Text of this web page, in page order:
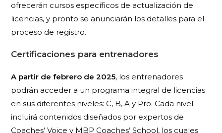
ofrecerán cursos específicos de actualización de
licencias, y pronto se anunciarán los detalles para el
proceso de registro.
Certificaciones para entrenadores
A partir de febrero de 2025, los entrenadores
podrán acceder a un programa integral de licencias
en sus diferentes niveles: C, B, A y Pro. Cada nivel
incluirá contenidos diseñados por expertos de
Coaches’ Voice y MBP Coaches’ School, los cuales